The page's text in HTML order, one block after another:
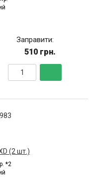
Заправити:
510 грн.
(2 шт.)
*2